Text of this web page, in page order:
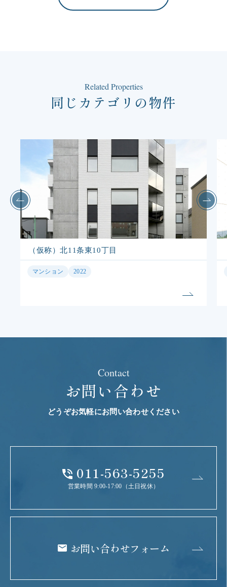
Related Properties
同じカテゴリの物件
（仮称）北11条東10丁目
マンション 2022
Contact
お問い合わせ
どうぞお気軽にお問い合わせください
011-563-5255
営業時間 9:00-17:00（土日祝休）
お問い合わせフォーム